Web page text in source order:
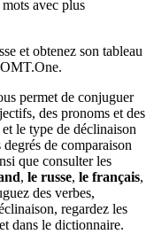
avec plus
et obtenez son tableau
permet de conjuguer
des pronoms et des
le type de déclinaison
de comparaison
que consulter les
, le russe, le français,
des verbes,
regardez les
dans le dictionnaire.